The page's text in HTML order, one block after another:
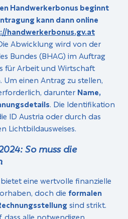
Handwerkerbonus beginnt
kann dann online
handwerkerbonus.gv.at
Abwicklung wird von der
Bundes (BHAG) im Auftrag
für Arbeit und Wirtschaft
einen Antrag zu stellen,
darunter Name,
. Die Identifikation
ID Austria oder durch das
Lichtbildausweises.
So muss die
eine wertvolle finanzielle
doch die formalen
sind strikt.
dass alle notwendigen